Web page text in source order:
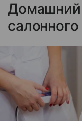
Домашний
салонного